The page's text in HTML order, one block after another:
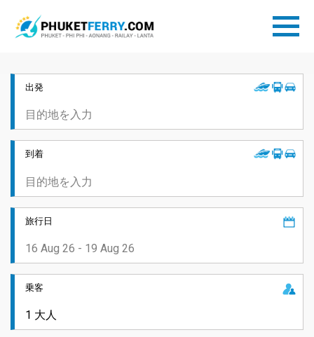
出発
到着
旅行日
乗客